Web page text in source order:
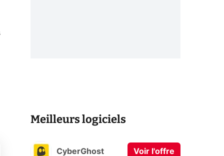
Meilleurs logiciels
CyberGhost Voir l'offre